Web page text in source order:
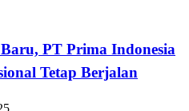
PT Prima Indonesia
Tetap Berjalan